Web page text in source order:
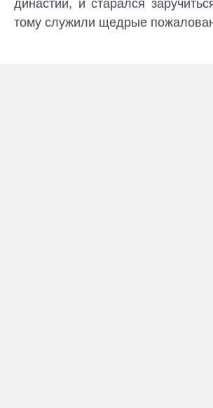
династии, и старался
тому служили щедрые